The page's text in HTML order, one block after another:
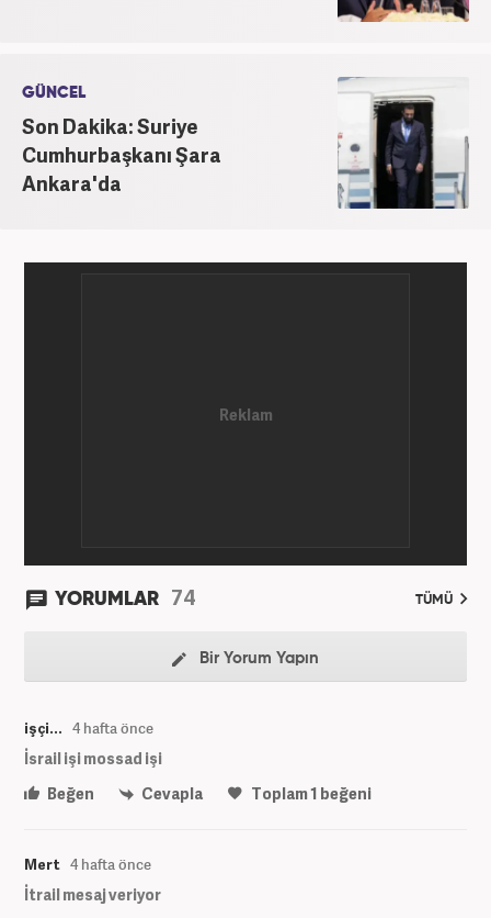
GÜNCEL
Son Dakika: Suriye
Cumhurbaşkanı Şara
Ankara'da
YORUMLAR 74 TÜMÜ
Bir Yorum Yapın
işçi... 4 hafta önce
İsrail işi mossad işi
Beğen
Cevapla Toplam1 beğeni
Mert 4 hafta önce
İtrail mesaj veriyor